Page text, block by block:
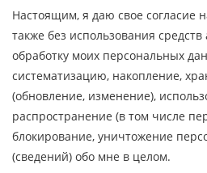
Настоящим, я даю свое согласие
также без использования
обработку моих персональных
систематизацию, накопление,
(обновление, изменение),
распространение (в том числе
блокирование, уничтожение
(сведений) обо мне в целом.